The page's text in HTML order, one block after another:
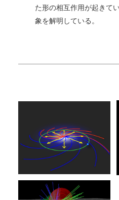
た形の相互作用が起きて
象を解明している。